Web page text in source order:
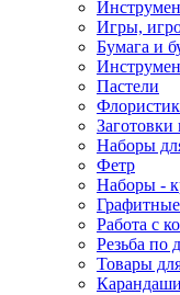
Игры,
Бумага и
Пастели
Наборы
Фетр
Наборы -
Работа с
Резьба по
Товары